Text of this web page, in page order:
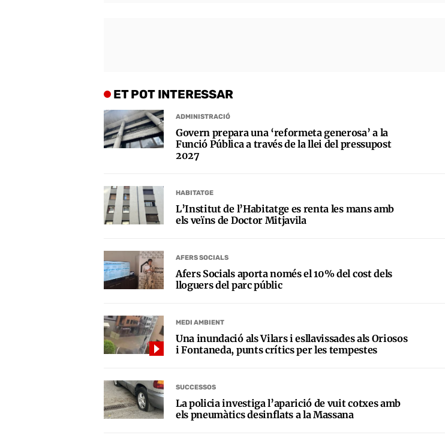
ET POT INTERESSAR
ADMINISTRACIÓ
Govern prepara una ‘reformeta generosa’ a la
Funció Pública a través de la llei del pressupost
2027
HABITATGE
L’Institut de l’Habitatge es renta les mans amb
els veïns de Doctor Mitjavila
AFERS SOCIALS
Afers Socials aporta només el 10% del cost dels
lloguers del parc públic
MEDI AMBIENT
Una inundació als Vilars i esllavissades als Oriosos
i Fontaneda, punts crítics per les tempestes
SUCCESSOS
La policia investiga l’aparició de vuit cotxes amb
els pneumàtics desinflats a la Massana